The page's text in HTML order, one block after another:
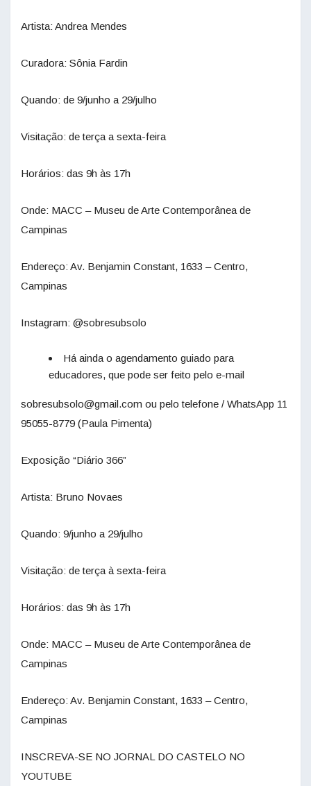
Artista: Andrea Mendes
Curadora: Sônia Fardin
Quando: de 9/junho a 29/julho
Visitação: de terça a sexta-feira
Horários: das 9h às 17h
Onde: MACC – Museu de Arte Contemporânea de
Campinas
Endereço: Av. Benjamin Constant, 1633 – Centro,
Campinas
Instagram: @sobresubsolo
Há ainda o agendamento guiado para
educadores, que pode ser feito pelo e-mail
sobresubsolo@gmail.com ou pelo telefone / WhatsApp 11
95055-8779 (Paula Pimenta)
Exposição “Diário 366”
Artista: Bruno Novaes
Quando: 9/junho a 29/julho
Visitação: de terça à sexta-feira
Horários: das 9h às 17h
Onde: MACC – Museu de Arte Contemporânea de
Campinas
Endereço: Av. Benjamin Constant, 1633 – Centro,
Campinas
INSCREVA-SE NO JORNAL DO CASTELO NO
YOUTUBE